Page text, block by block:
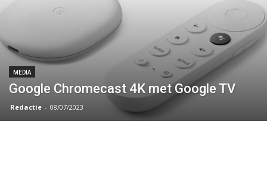
MEDIA
Google Chromecast 4K met Google TV
Redactie - 08/07/2023